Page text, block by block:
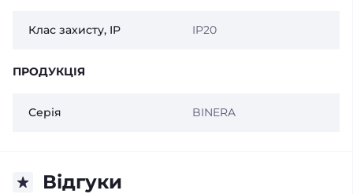
Клас захисту, IP IP20
ПРОДУКЦІЯ
Серія BINERA
Відгуки